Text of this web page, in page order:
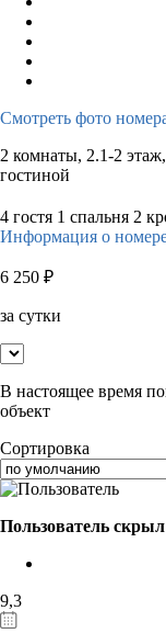
Смотреть фото
2 комнаты, 2.1-2
гостиной
4 гостя 1 спальня 2
Информация о
6 250 ₽
за сутки
В настоящее время
объект
Сортировка
Пользователь
9,3